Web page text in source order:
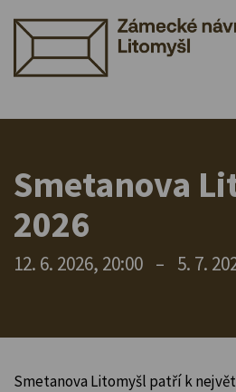
Smetanova
2026
12. 6. 2026, 20:00 – 5. 7.
Smetanova Litomyšl patří k